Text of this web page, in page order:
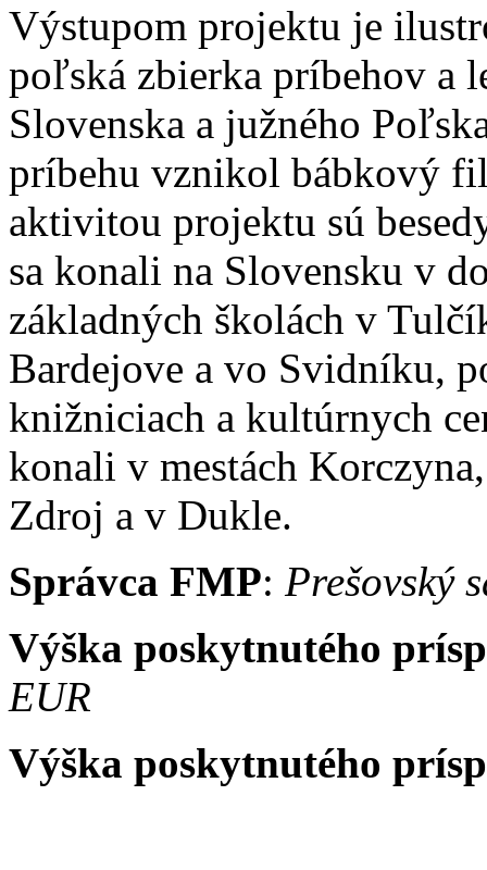
Výstupom projektu je
poľská zbierka príbehov a
Slovenska a južného
príbehu vznikol bábkový
aktivitou projektu sú
sa konali na Slovensku v
základných školách v
Bardejove a vo Svidníku,
knižniciach a kultúrnych
konali v mestách
Zdroj a v Dukle.
Správca FMP: Prešovský
Výška poskytnutého
EUR
Výška poskytnutého